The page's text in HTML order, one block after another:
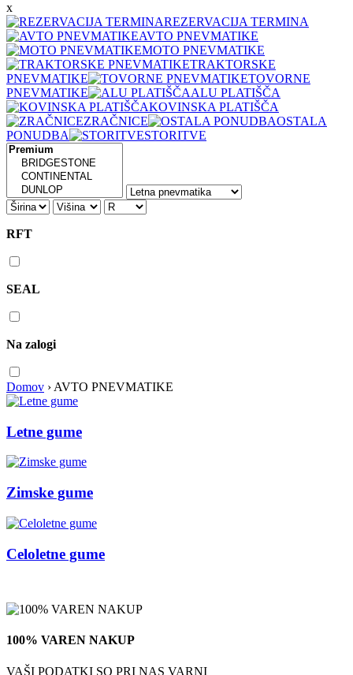
x
REZERVACIJA TERMINA
AVTO PNEVMATIKE
MOTO PNEVMATIKE
TRAKTORSKE
PNEVMATIKE
TOVORNE
PNEVMATIKE
ALU PLATIŠČA
KOVINSKA PLATIŠČA
ZRAČNICE
OSTALA
PONUDBA
STORITVE
RFT
SEAL
Na zalogi
Domov › AVTO PNEVMATIKE
Letne gume
Zimske gume
Celoletne gume
100% VAREN NAKUP
VAŠI PODATKI SO PRI NAS VARNI